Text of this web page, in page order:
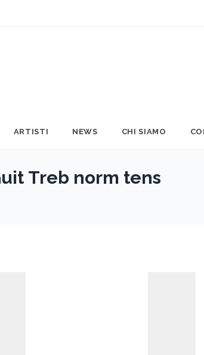
ARTISTI NEWS CHI SIAMO
Treb norm tens